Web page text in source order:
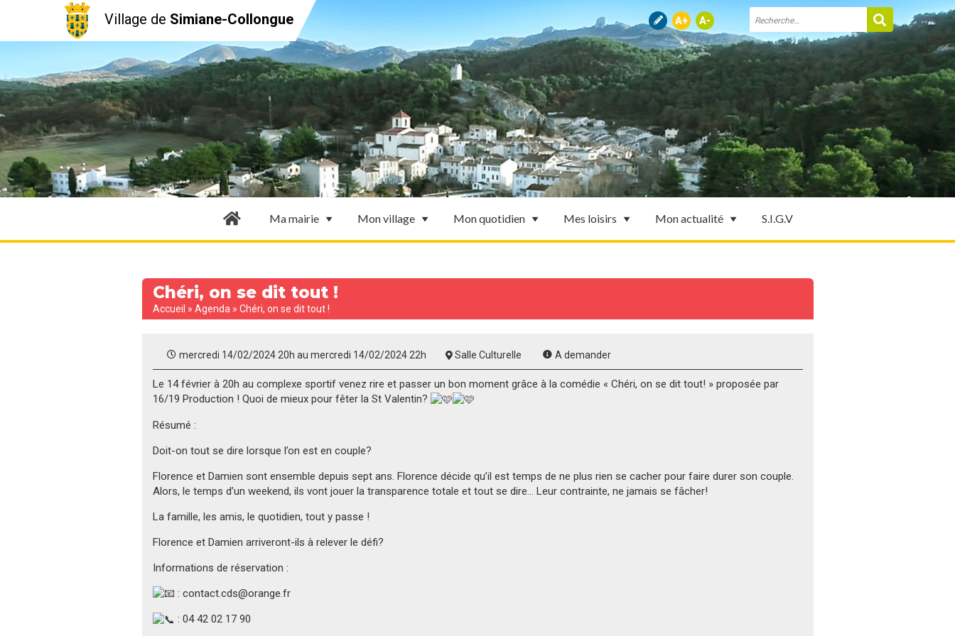
Village de Simiane-Collongue
Ma mairie Mon village Mon quotidien Mes loisirs Mon actualité S.I.G.V
Chéri, on se dit tout !
Accueil » Agenda » Chéri, on se dit tout !
mercredi 14/02/2024 20h au mercredi 14/02/2024 22h Salle Culturelle A demander
Le 14 février à 20h au complexe sportif venez rire et passer un bon moment grâce à la comédie « Chéri, on se dit tout! » proposée par
16/19 Production ! Quoi de mieux pour fêter la St Valentin?
Résumé :
Doit-on tout se dire lorsque l’on est en couple?
Florence et Damien sont ensemble depuis sept ans. Florence décide qu’il est temps de ne plus rien se cacher pour faire durer son couple.
Alors, le temps d’un weekend, ils vont jouer la transparence totale et tout se dire… Leur contrainte, ne jamais se fâcher!
La famille, les amis, le quotidien, tout y passe !
Florence et Damien arriveront-ils à relever le défi?
Informations de réservation :
: contact.cds@orange.fr
: 04 42 02 17 90